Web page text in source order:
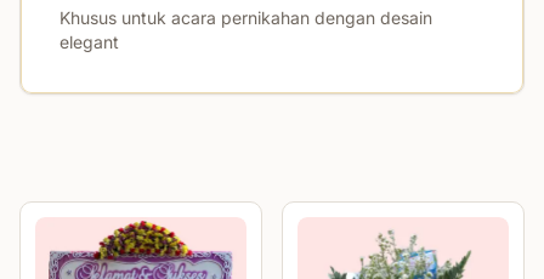
Khusus untuk acara pernikahan dengan desain
elegant